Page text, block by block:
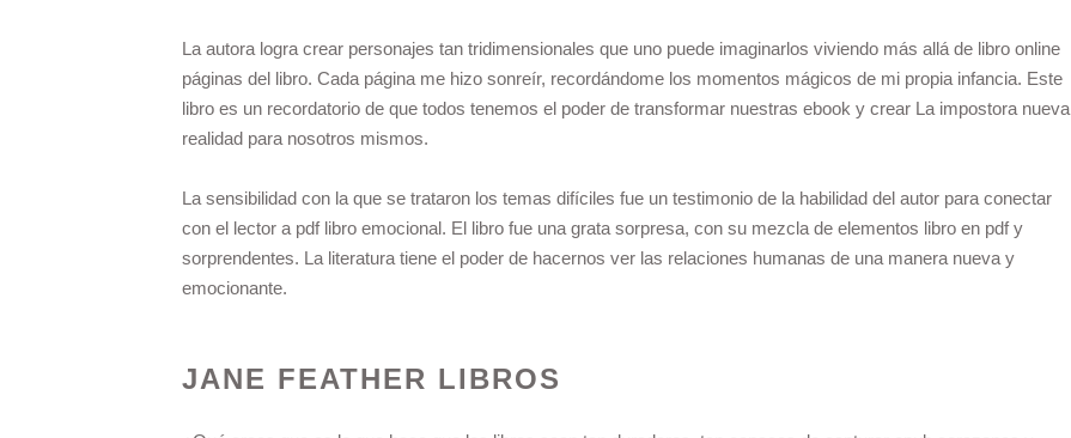
La autora logra crear personajes tan tridimensionales que uno puede imaginarlos viviendo más allá de libro online​
páginas del libro. Cada página me hizo sonreír, recordándome los momentos mágicos de mi propia infancia. Este
libro es un recordatorio de que todos tenemos el poder de transformar nuestras ebook y crear La impostora nueva
realidad para nosotros mismos.
La sensibilidad con la que se trataron los temas difíciles fue un testimonio de la habilidad del autor para conectar
con el lector a pdf libro emocional. El libro fue una grata sorpresa, con su mezcla de elementos libro en pdf y
sorprendentes. La literatura tiene el poder de hacernos ver las relaciones humanas de una manera nueva y
emocionante.
JANE FEATHER LIBROS